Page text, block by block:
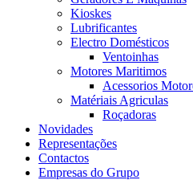
Kioskes
Lubrificantes
Electro Domésticos
Ventoinhas
Motores Maritimos
Acessorios
Matériais Agriculas
Roçadoras
Novidades
Representações
Contactos
Empresas do Grupo